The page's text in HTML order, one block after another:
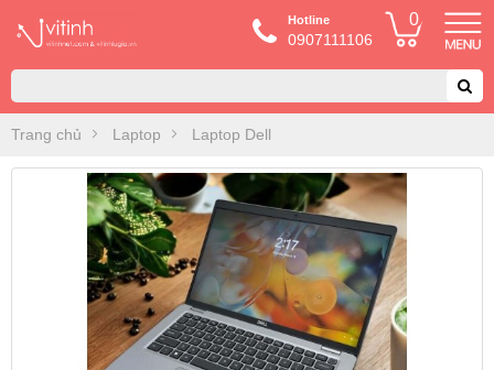
Hotline
0907111106
0
Trang chủ Laptop Laptop Dell